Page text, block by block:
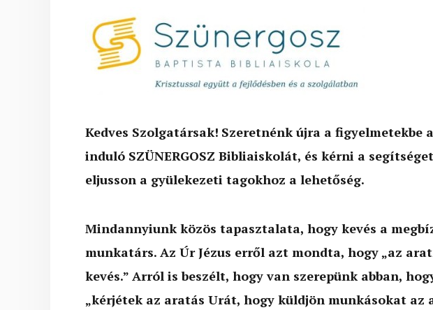
Kedves Szolgatársak! Szeretnénk újra a figyelmetekbe
induló SZÜNERGOSZ Bibliaiskolát, és kérni a
eljusson a gyülekezeti tagokhoz a lehetőség.
Mindannyiunk közös tapasztalata, hogy kevés a
munkatárs. Az Úr Jézus erről azt mondta, hogy „az
kevés.” Arról is beszélt, hogy van szerepünk abban,
„kérjétek az aratás Urát, hogy küldjön munkásokat az